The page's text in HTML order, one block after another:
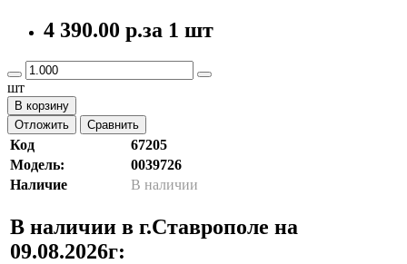
4 390.00 р.за 1 шт
шт
В корзину
Отложить
Сравнить
Код
67205
Модель:
0039726
Наличие
В наличии
В наличии в г.Ставрополе на
09.08.2026г: